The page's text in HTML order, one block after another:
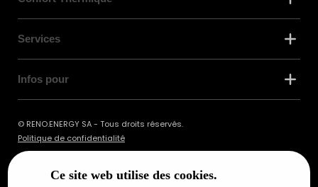
Ce site web utilise des cookies.
Services
Infos pour
© RENO.ENERGY SA - Tous droits réservés.
Politique de confidentialité